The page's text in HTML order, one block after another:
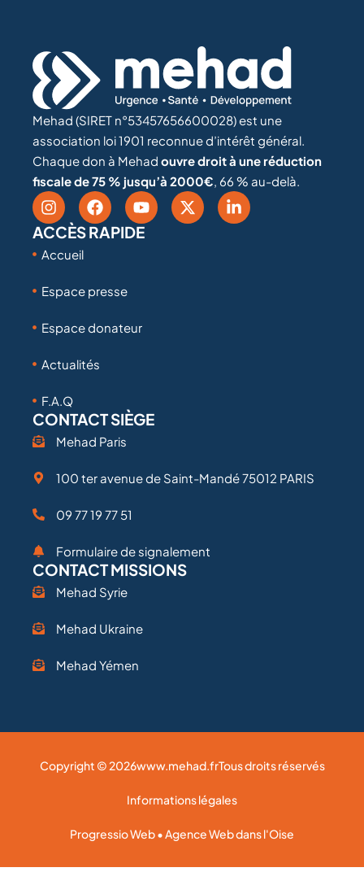
Mehad (SIRET n°53457656600028) est une
association loi 1901 reconnue d’intérêt général.
Chaque don à Mehad ouvre droit à une réduction
fiscale de 75 % jusqu’à 2000€, 66 % au-delà.
ACCÈS RAPIDE
Accueil
Espace presse
Espace donateur
Actualités
F.A.Q
CONTACT SIÈGE
Mehad Paris
100 ter avenue de Saint-Mandé 75012 PARIS
09 77 19 77 51
Formulaire de signalement
CONTACT MISSIONS
Mehad Syrie
Mehad Ukraine
Mehad Yémen
Copyright © 2026www.mehad.frTous droits réservés
Informations légales
Progressio Web • Agence Web dans l'Oise